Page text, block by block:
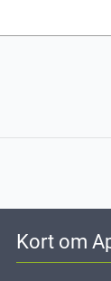
Kort om